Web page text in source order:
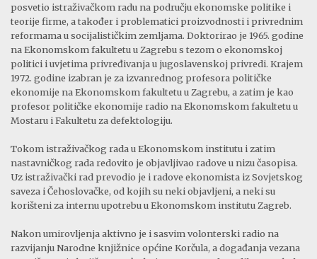
posvetio istraživačkom radu na području ekonomske politike i
teorije firme, a također i problematici proizvodnosti i privrednim
reformama u socijalističkim zemljama. Doktorirao je 1965. godine
na Ekonomskom fakultetu u Zagrebu s tezom o ekonomskoj
politici i uvjetima privređivanja u jugoslavenskoj privredi. Krajem
1972. godine izabran je za izvanrednog profesora političke
ekonomije na Ekonomskom fakultetu u Zagrebu, a zatim je kao
profesor političke ekonomije radio na Ekonomskom fakultetu u
Mostaru i Fakultetu za defektologiju.
Tokom istraživačkog rada u Ekonomskom institutu i zatim
nastavničkog rada redovito je objavljivao radove u nizu časopisa.
Uz istraživački rad prevodio je i radove ekonomista iz Sovjetskog
saveza i Čehoslovačke, od kojih su neki objavljeni, a neki su
korišteni za internu upotrebu u Ekonomskom institutu Zagreb.
Nakon umirovljenja aktivno je i sasvim volonterski radio na
razvijanju Narodne knjižnice općine Korčula, a događanja vezana